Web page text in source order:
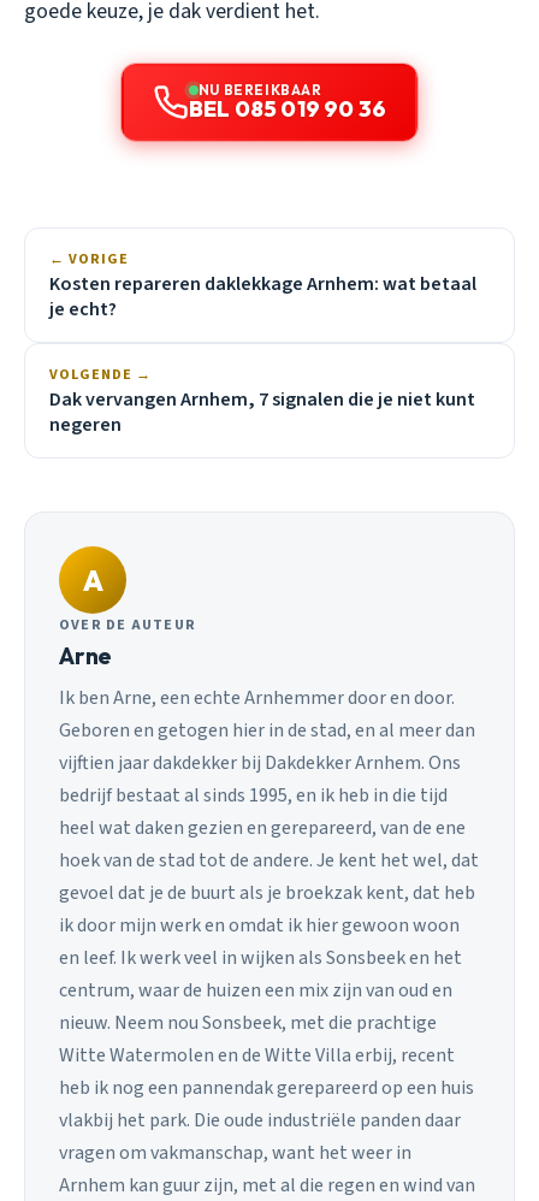
goede keuze, je dak verdient het.
NU BEREIKBAAR
BEL 085 019 90 36
← VORIGE
Kosten repareren daklekkage Arnhem: wat betaal
je echt?
VOLGENDE →
Dak vervangen Arnhem, 7 signalen die je niet kunt
negeren
A
OVER DE AUTEUR
Arne
Ik ben Arne, een echte Arnhemmer door en door.
Geboren en getogen hier in de stad, en al meer dan
vijftien jaar dakdekker bij Dakdekker Arnhem. Ons
bedrijf bestaat al sinds 1995, en ik heb in die tijd
heel wat daken gezien en gerepareerd, van de ene
hoek van de stad tot de andere. Je kent het wel, dat
gevoel dat je de buurt als je broekzak kent, dat heb
ik door mijn werk en omdat ik hier gewoon woon
en leef. Ik werk veel in wijken als Sonsbeek en het
centrum, waar de huizen een mix zijn van oud en
nieuw. Neem nou Sonsbeek, met die prachtige
Witte Watermolen en de Witte Villa erbij, recent
heb ik nog een pannendak gerepareerd op een huis
vlakbij het park. Die oude industriële panden daar
vragen om vakmanschap, want het weer in
Arnhem kan guur zijn, met al die regen en wind van